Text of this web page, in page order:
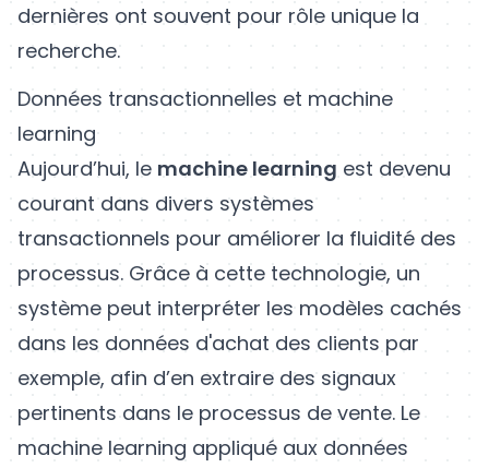
dernières ont souvent pour rôle unique la
recherche.
Données transactionnelles et machine
learning
Aujourd’hui, le machine learning est devenu
courant dans divers systèmes
transactionnels pour améliorer la fluidité des
processus. Grâce à cette technologie, un
système peut interpréter les modèles cachés
dans les données d'achat des clients par
exemple, afin d’en extraire des signaux
pertinents dans le processus de vente. Le
machine learning appliqué aux données